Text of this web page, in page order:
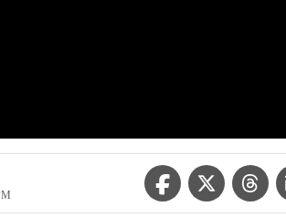
Facebook IconTwitter Icon
Threads